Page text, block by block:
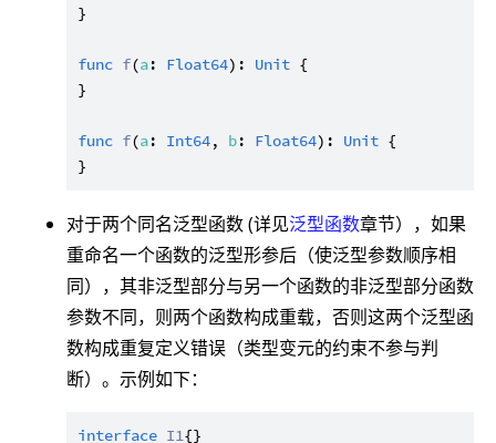
}
func f(a: Float64): Unit {
}
func f(a: Int64, b: Float64): Unit {
对于两个同名泛型函数 (详见泛型函数章节），如果
重命名一个函数的泛型形参后（使泛型参数顺序相
同），其非泛型部分与另一个函数的非泛型部分函数
参数不同，则两个函数构成重载，否则这两个泛型函
数构成重复定义错误（类型变元的约束不参与判
断）。示例如下：
interface I1